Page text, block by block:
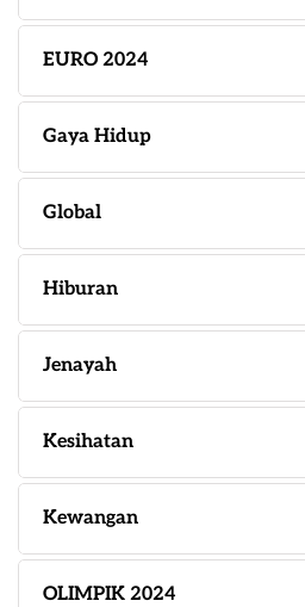
EURO 2024
Gaya Hidup
Global
Hiburan
Jenayah
Kesihatan
Kewangan
OLIMPIK 2024